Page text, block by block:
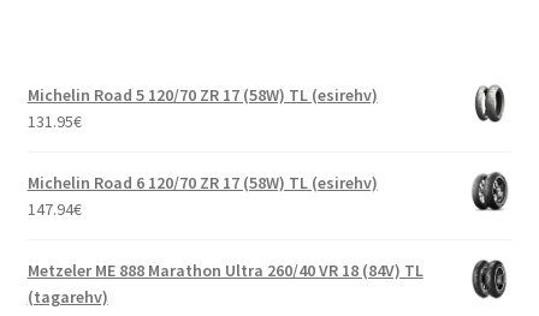
Michelin Road 5 120/70 ZR 17 (58W) TL (esirehv)
131.95€
Michelin Road 6 120/70 ZR 17 (58W) TL (esirehv)
147.94€
Metzeler ME 888 Marathon Ultra 260/40 VR 18 (84V) TL
(tagarehv)